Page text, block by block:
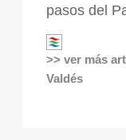
pasos del
>> ver más
Valdés